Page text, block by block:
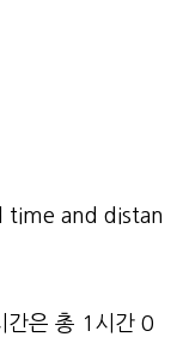
time and distan
간은 총 1시간 0